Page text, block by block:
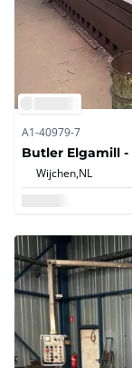
A1-40979-7
Butler Elgamill -
Wijchen,NL